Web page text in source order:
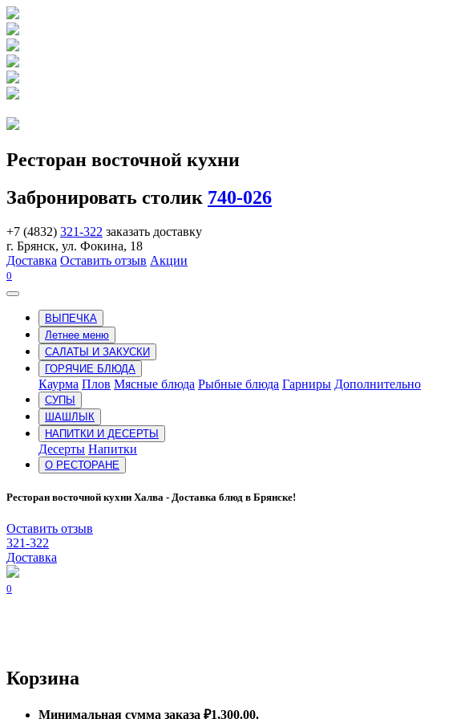
Ресторан восточной кухни
Забронировать столик 740-026
+7 (4832) 321-322 заказать доставку
г. Брянск, ул. Фокина, 18
Доставка Оставить отзыв Акции
0
ВЫПЕЧКА
Летнее меню
САЛАТЫ И ЗАКУСКИ
ГОРЯЧИЕ БЛЮДА
Каурма Плов Мясные блюда Рыбные блюда Гарниры Дополнительно
СУПЫ
ШАШЛЫК
НАПИТКИ И ДЕСЕРТЫ
Десерты Напитки
О РЕСТОРАНЕ
Ресторан восточной кухни Халва - Доставка блюд в Брянске!
Оставить отзыв
321-322
Доставка
0
Корзина
Минимальная сумма заказа ₽1,300.00.